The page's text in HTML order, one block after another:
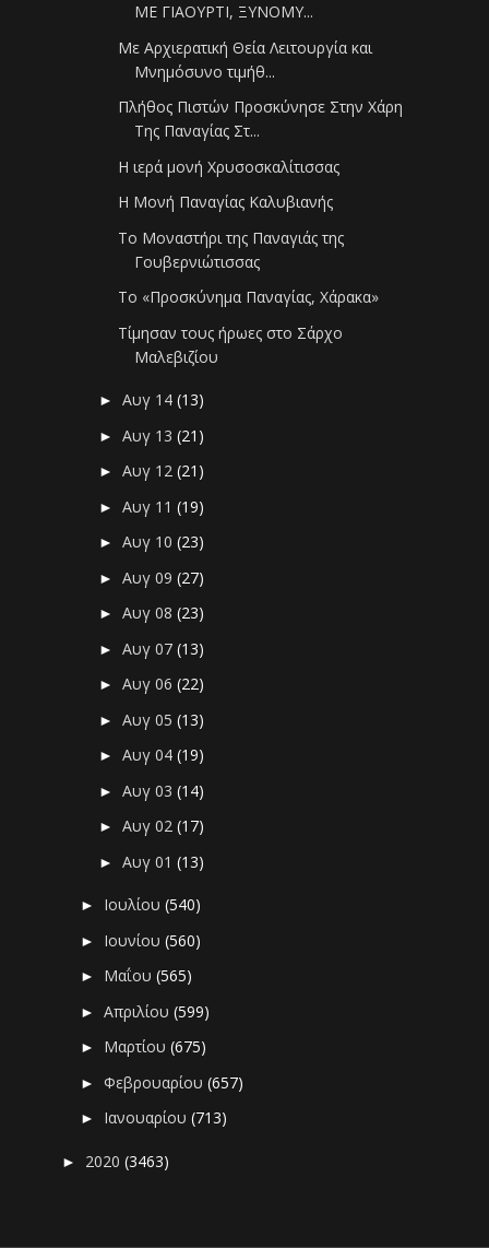
ΜΕ ΓΙΑΟΥΡΤΙ, ΞΥΝΟΜΥ...
Με Αρχιερατική Θεία Λειτουργία και
Mνημόσυνο τιμήθ...
Πλήθος Πιστών Προσκύνησε Στην Χάρη
Της Παναγίας Στ...
Η ιερά μονή Χρυσοσκαλίτισσας
Η Μονή Παναγίας Καλυβιανής
Το Μοναστήρι της Παναγιάς της
Γουβερνιώτισσας
Το «Προσκύνημα Παναγίας, Χάρακα»
Τίμησαν τους ήρωες στο Σάρχο
Μαλεβιζίου
►Αυγ 14(13)
►Αυγ 13(21)
►Αυγ 12(21)
►Αυγ 11(19)
►Αυγ 10(23)
►Αυγ 09(27)
►Αυγ 08(23)
►Αυγ 07(13)
►Αυγ 06(22)
►Αυγ 05(13)
►Αυγ 04(19)
►Αυγ 03(14)
►Αυγ 02(17)
►Αυγ 01(13)
► Ιουλίου(540)
► Ιουνίου(560)
► Μαΐου(565)
►Απριλίου(599)
► Μαρτίου(675)
►Φεβρουαρίου(657)
► Ιανουαρίου(713)
► 2020(3463)